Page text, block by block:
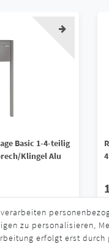
Basic 1-4-teilig
Klingel Alu
*
zu personalisieren,
erfolgt erst durch